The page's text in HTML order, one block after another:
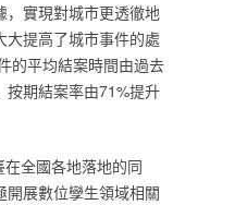
，實現對城市更透徹地
大提高了城市事件的處
的平均結案時間由過去
按期結案率由71%提升
全國各地落地的同
開展數位孿生領域相關